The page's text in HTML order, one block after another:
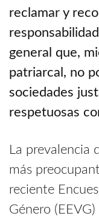
reclamar y
general que,
patriarcal, no
sociedades
respetuosas
La prevalencia
más
reciente
Género